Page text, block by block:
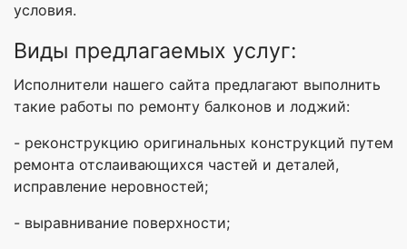
условия.
Виды предлагаемых услуг:
Исполнители нашего сайта предлагают выполнить
такие работы по ремонту балконов и лоджий:
- реконструкцию оригинальных конструкций путем
ремонта отслаивающихся частей и деталей,
исправление неровностей;
- выравнивание поверхности;